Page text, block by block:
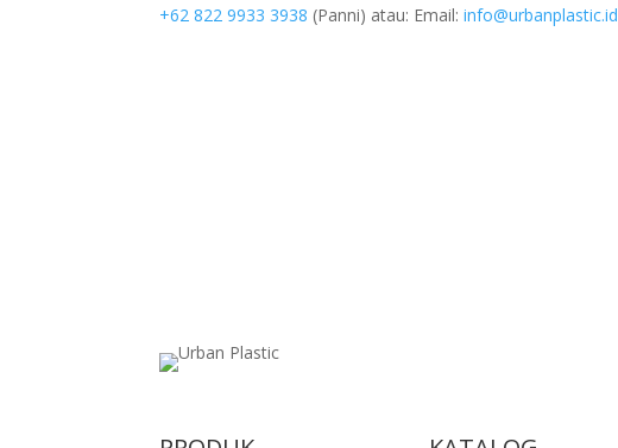
+62 822 9933 3938 (Panni) atau: Email:info@urbanplastic.id